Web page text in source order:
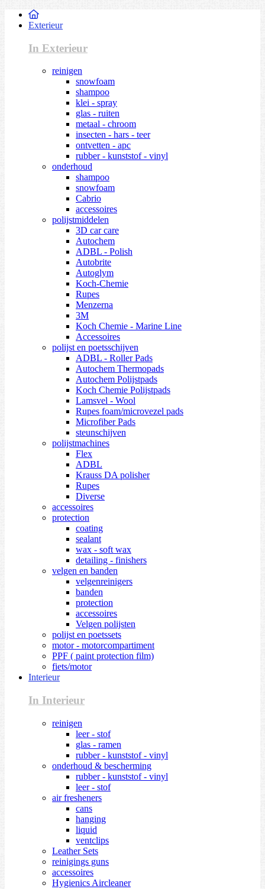
Exterieur
In Exterieur
reinigen
snowfoam
shampoo
klei - spray
glas - ruiten
metaal - chroom
insecten - hars - teer
ontvetten - apc
rubber - kunststof - vinyl
onderhoud
shampoo
snowfoam
Cabrio
accessoires
polijstmiddelen
3D car care
Autochem
ADBL - Polish
Autobrite
Autoglym
Koch-Chemie
Rupes
Menzerna
3M
Koch Chemie - Marine Line
Accessoires
polijst en poetsschijven
ADBL - Roller Pads
Autochem Thermopads
Autochem Polijstpads
Koch Chemie Polijstpads
Lamsvel - Wool
Rupes foam/microvezel pads
Microfiber Pads
steunschijven
polijstmachines
Flex
ADBL
Krauss DA polisher
Rupes
Diverse
accessoires
protection
coating
sealant
wax - soft wax
detailing - finishers
velgen en banden
velgenreinigers
banden
protection
accessoires
Velgen polijsten
polijst en poetssets
motor - motorcompartiment
PPF ( paint protection film)
fiets/motor
Interieur
In Interieur
reinigen
leer - stof
glas - ramen
rubber - kunststof - vinyl
onderhoud & bescherming
rubber - kunststof - vinyl
leer - stof
air fresheners
cans
hanging
liquid
ventclips
Leather Sets
reinigings guns
accessoires
Hygienics Aircleaner